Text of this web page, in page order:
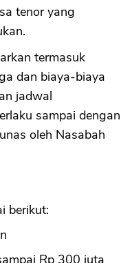
tenor yang
termasuk
dan biaya-biaya
jadwal
sampai dengan
oleh Nasabah
berikut:
Rp 300 juta